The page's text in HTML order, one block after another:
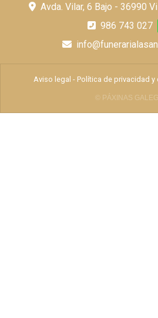
Avda. Vilar, 6 Bajo - 36990
986 743 027
Aviso legal - Política de privacidad y
© PÁXINAS